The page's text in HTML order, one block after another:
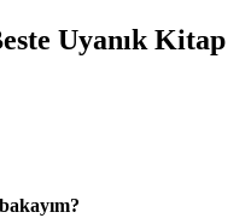
Uyanık Kitap